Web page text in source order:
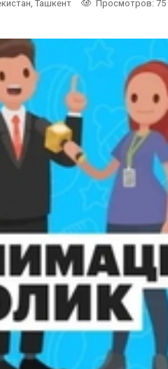
Ташкент Просмотров: 75